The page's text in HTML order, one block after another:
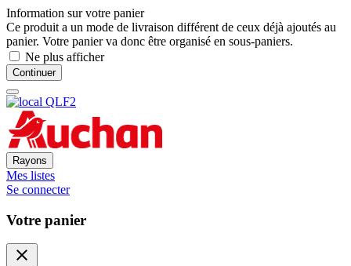
Information sur votre panier
Ce produit a un mode de livraison différent de ceux déjà ajoutés au
panier. Votre panier va donc être organisé en sous-paniers.
Ne plus afficher
Continuer
Rayons
Mes listes
Se connecter
Votre panier
close